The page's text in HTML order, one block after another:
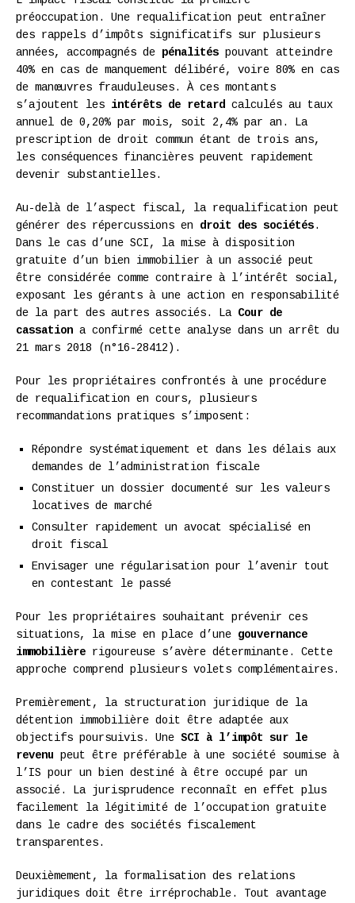
préoccupation. Une requalification peut entraîner
des rappels d’impôts significatifs sur plusieurs
années, accompagnés de pénalités pouvant atteindre
40% en cas de manquement délibéré, voire 80% en cas
de manœuvres frauduleuses. À ces montants
s’ajoutent les intérêts de retard
calculés au taux
annuel de 0,20% par mois, soit 2,4% par an. La
prescription de droit commun étant de trois ans,
les conséquences financières peuvent rapidement
devenir substantielles.
Au-delà de l’aspect fiscal, la requalification peut
générer des répercussions en droit des sociétés.
Dans le cas d’une SCI, la mise à disposition
gratuite d’un bien immobilier à un associé peut
être considérée comme contraire à l’intérêt social,
exposant les gérants à une action en responsabilité
de la part des autres associés. La Cour de
cassation a confirmé cette analyse dans un arrêt du
21 mars 2018 (n°16-28412).
Pour les propriétaires confrontés à une procédure
de requalification en cours, plusieurs
recommandations pratiques s’imposent:
Répondre systématiquement et dans les délais aux
demandes de l’administration fiscale
Constituer un dossier documenté sur les valeurs
locatives de marché
Consulter rapidement un avocat spécialisé en
droit fiscal
Envisager une régularisation pour l’avenir tout
en contestant le passé
Pour les propriétaires souhaitant prévenir ces
situations, la mise en place d’une gouvernance
immobilière rigoureuse s’avère déterminante. Cette
approche comprend plusieurs volets complémentaires.
Premièrement, la structuration juridique de la
détention immobilière doit être adaptée aux
objectifs poursuivis. Une SCI à l’impôt sur le
revenu peut être préférable à une société soumise à
l’IS pour un bien destiné à être occupé par un
associé. La jurisprudence reconnaît en effet plus
facilement la légitimité de l’occupation gratuite
dans le cadre des sociétés fiscalement
transparentes.
Deuxièmement, la formalisation des relations
juridiques doit être irréprochable. Tout avantage